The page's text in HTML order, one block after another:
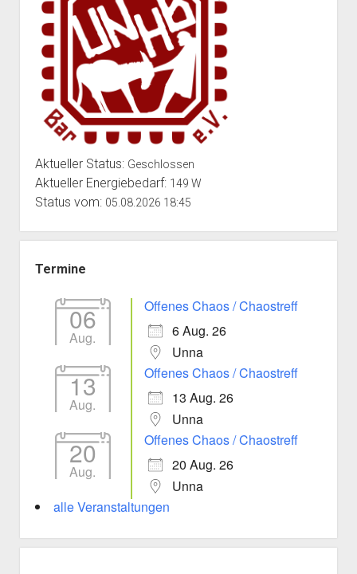
Aktueller Status: Geschlossen
Aktueller Energiebedarf: 149 W
Status vom: 05.08.2026 18:45
Termine
06
Aug.
Offenes Chaos / Chaostreff
6 Aug. 26
Unna
13
Aug.
Offenes Chaos / Chaostreff
13 Aug. 26
Unna
20
Aug.
Offenes Chaos / Chaostreff
20 Aug. 26
Unna
alle Veranstaltungen